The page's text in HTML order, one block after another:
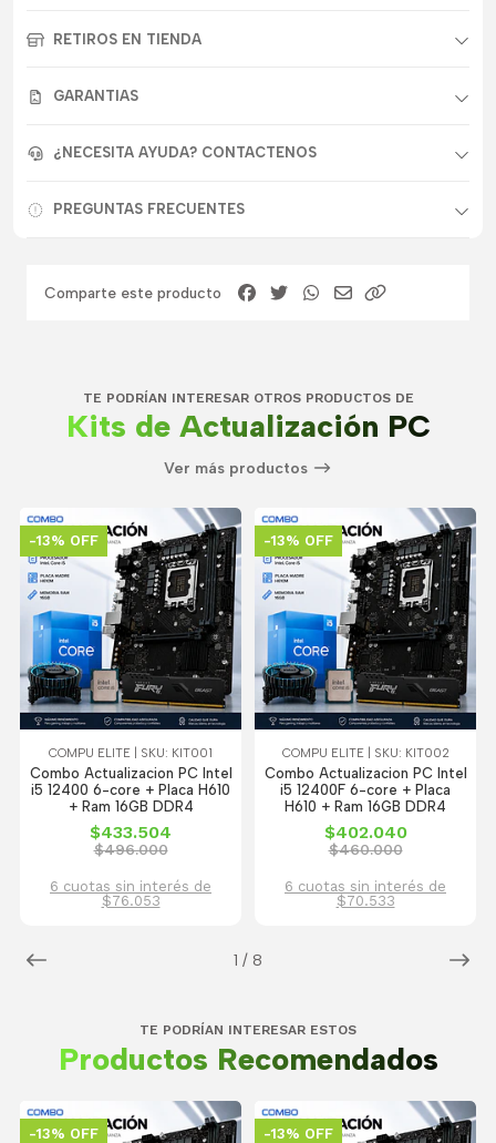
RETIROS EN TIENDA
GARANTIAS
¿NECESITA AYUDA? CONTACTENOS
PREGUNTAS FRECUENTES
Comparte este producto
TE PODRÍAN INTERESAR OTROS PRODUCTOS DE
Kits de Actualización PC
Ver más productos
1 / 8
-13% OFF
COMPU ELITE | SKU: KIT001
Combo Actualizacion PC Intel
i5 12400 6-core + Placa H610
+ Ram 16GB DDR4
$433.504
$496.000
6 cuotas sin interés de
$76.053
-13% OFF
COMPU ELITE | SKU: KIT002
Combo Actualizacion PC Intel
i5 12400F 6-core + Placa
H610 + Ram 16GB DDR4
$402.040
$460.000
6 cuotas sin interés de
$70.533
TE PODRÍAN INTERESAR ESTOS
Productos Recomendados
-13% OFF -13% OFF